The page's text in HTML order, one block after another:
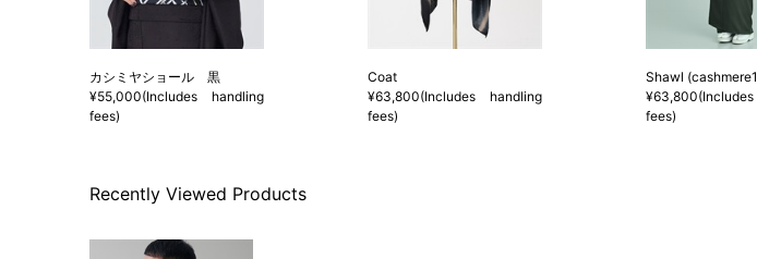
カシミヤショール 黒
¥55,000(Includes handling
fees)
Coat
¥63,800(Includes handling
fees)
Shawl
fees)
Recently Viewed Products